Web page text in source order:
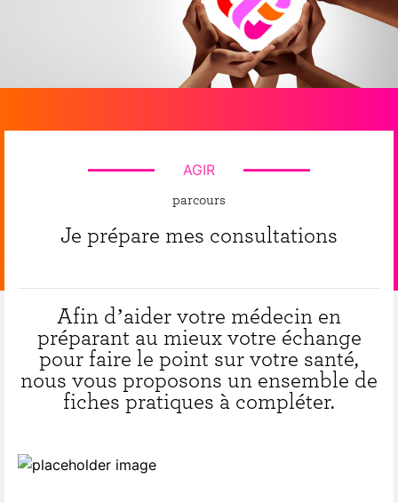
AGIR
parcours
Je prépare mes consultations
Afin d’aider votre médecin en
préparant au mieux votre échange
pour faire le point sur votre santé,
nous vous proposons un ensemble de
fiches pratiques à compléter.